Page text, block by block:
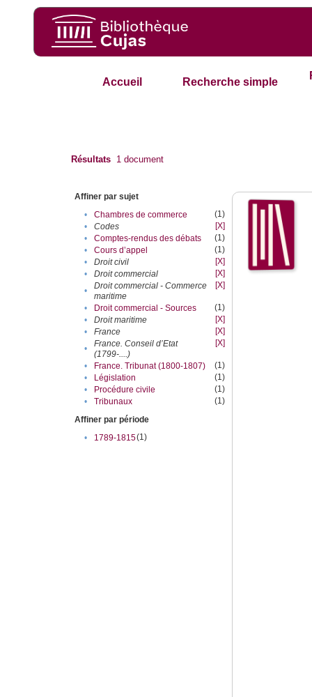
Accueil Recherche simple
Résultats 1 document
Affiner par sujet
•
Chambres de commerce
(1)
•
Codes
[X]
•
Comptes-rendus des débats
(1)
•
Cours d’appel
(1)
•
Droit civil
[X]
•
Droit commercial
[X]
•
Droit commercial - Commerce
maritime
[X]
• Droit commercial - Sources
(1)
•
Droit maritime
[X]
•
France
[X]
•
France. Conseil d’Etat
(1799-....)
[X]
• France. Tribunat (1800-1807)
(1)
•
Législation
(1)
•
Procédure civile
(1)
•
Tribunaux
(1)
Affiner par période
•
1789-1815(1)